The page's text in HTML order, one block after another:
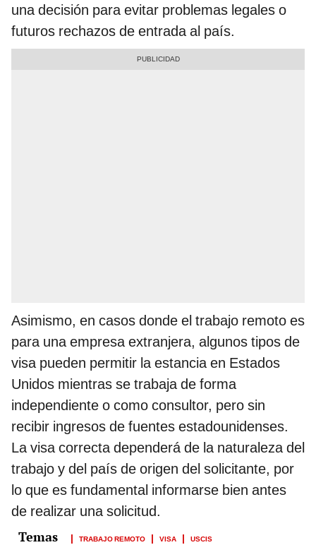
una decisión para evitar problemas legales o
futuros rechazos de entrada al país.
Asimismo, en casos donde el trabajo remoto es
para una empresa extranjera, algunos tipos de
visa pueden permitir la estancia en Estados
Unidos mientras se trabaja de forma
independiente o como consultor, pero sin
recibir ingresos de fuentes estadounidenses.
La visa correcta dependerá de la naturaleza del
trabajo y del país de origen del solicitante, por
lo que es fundamental informarse bien antes
de realizar una solicitud.
TRABAJO REMOTO VISA USCIS